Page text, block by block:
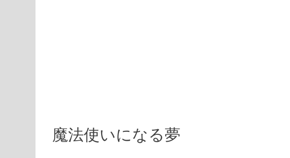
魔法使いになる夢